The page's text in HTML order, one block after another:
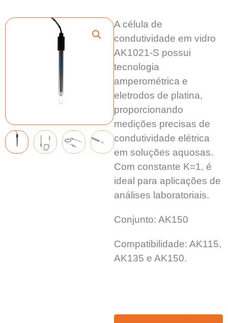
A célula de
condutividade em vidro
AK1021-S possui
tecnologia
amperométrica e
eletrodos de platina,
proporcionando
medições precisas de
condutividade elétrica
em soluções aquosas.
Com constante K=1, é
ideal para aplicações de
análises laboratoriais.
Conjunto: AK150
Compatibilidade: AK115,
AK135 e AK150.